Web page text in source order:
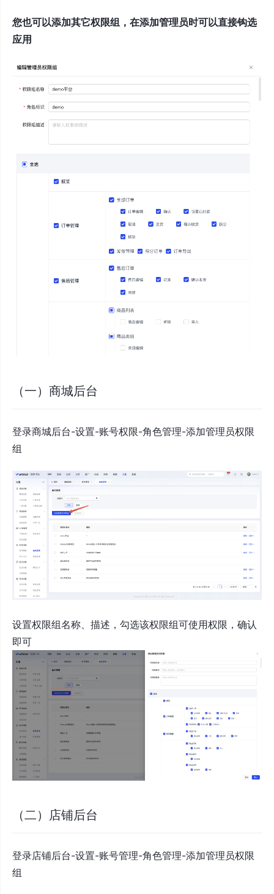
您也可以添加其它权限组，在添加管理员时可以直接钩选
应用
（一）商城后台
登录商城后台-设置-账号权限-角色管理-添加管理员权限
组
设置权限组名称、描述，勾选该权限组可使用权限，确认
即可
（二）店铺后台
登录店铺后台-设置-账号管理-角色管理-添加管理员权限
组